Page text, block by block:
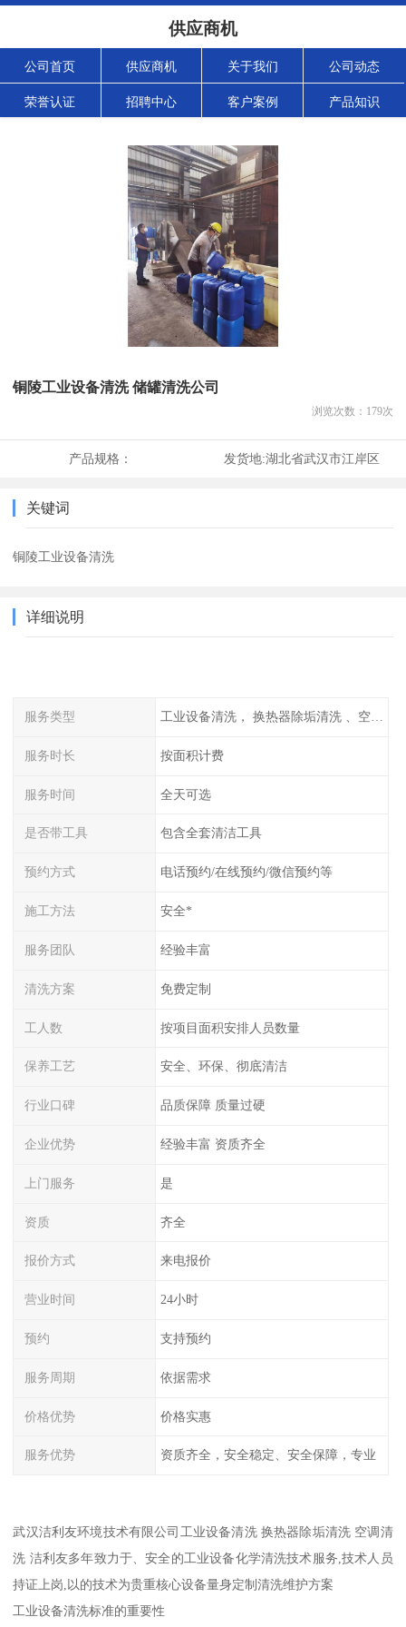
供应商机
公司首页 供应商机 关于我们 公司动态
荣誉认证 招聘中心 客户案例 产品知识
铜陵工业设备清洗 储罐清洗公司
浏览次数： 179次
产品规格： 发货地:湖北省武汉市江岸区
关键词
铜陵工业设备清洗
详细说明
服务类型 工业设备清洗， 换热器除垢清洗 、空调清洗等
服务时长 按面积计费
服务时间 全天可选
是否带工具 包含全套清洁工具
预约方式 电话预约/在线预约/微信预约等
施工方法 安全*
服务团队 经验丰富
清洗方案 免费定制
工人数 按项目面积安排人员数量
保养工艺 安全、环保、彻底清洁
行业口碑 品质保障 质量过硬
企业优势 经验丰富 资质齐全
上门服务 是
资质 齐全
报价方式 来电报价
营业时间 24小时
预约 支持预约
服务周期 依据需求
价格优势 价格实惠
服务优势 资质齐全，安全稳定、安全保障，专业
武汉洁利友环境技术有限公司工业设备清洗 换热器除垢清洗 空调清
洗 洁利友多年致力于、安全的工业设备化学清洗技术服务,技术人员
持证上岗,以的技术为贵重核心设备量身定制清洗维护方案
工业设备清洗标准的重要性